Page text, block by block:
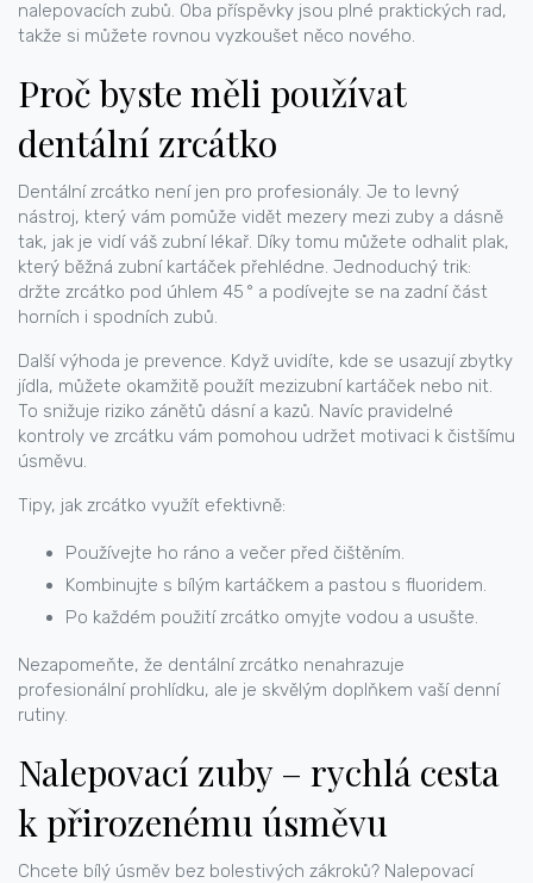
nalepovacích zubů. Oba příspěvky jsou plné praktických rad,
takže si můžete rovnou vyzkoušet něco nového.
Proč byste měli používat
dentální zrcátko
Dentální zrcátko není jen pro profesionály. Je to levný
nástroj, který vám pomůže vidět mezery mezi zuby a dásně
tak, jak je vidí váš zubní lékař. Díky tomu můžete odhalit plak,
který běžná zubní kartáček přehlédne. Jednoduchý trik:
držte zrcátko pod úhlem 45 ° a podívejte se na zadní část
horních i spodních zubů.
Další výhoda je prevence. Když uvidíte, kde se usazují zbytky
jídla, můžete okamžitě použít mezizubní kartáček nebo nit.
To snižuje riziko zánětů dásní a kazů. Navíc pravidelné
kontroly ve zrcátku vám pomohou udržet motivaci k čistšímu
úsměvu.
Tipy, jak zrcátko využít efektivně:
Používejte ho ráno a večer před čištěním.
Kombinujte s bílým kartáčkem a pastou s fluoridem.
Po každém použití zrcátko omyjte vodou a usušte.
Nezapomeňte, že dentální zrcátko nenahrazuje
profesionální prohlídku, ale je skvělým doplňkem vaší denní
rutiny.
Nalepovací zuby – rychlá cesta
k přirozenému úsměvu
Chcete bílý úsměv bez bolestivých zákroků? Nalepovací